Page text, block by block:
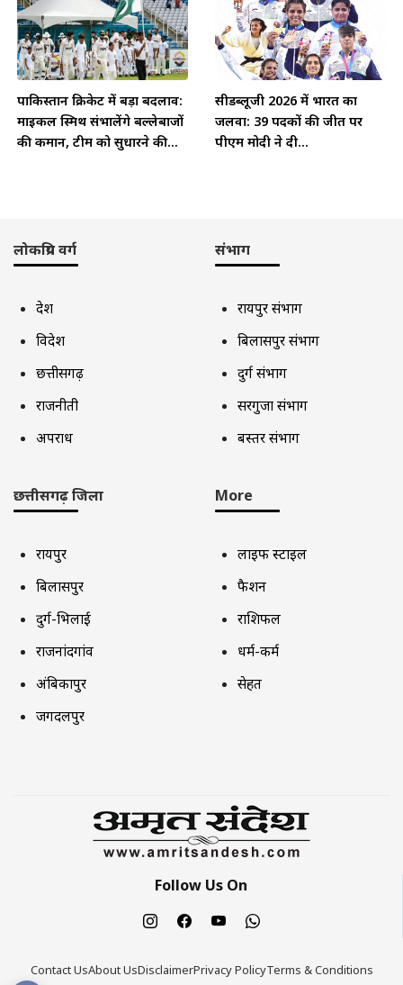
पाकिस्तान क्रिकेट में बड़ा बदलाव:
माइकल स्मिथ संभालेंगे बल्लेबाजों
की कमान, टीम को सुधारने की...
सीडब्लूजी 2026 में भारत का
जलवा: 39 पदकों की जीत पर
पीएम मोदी ने दी...
लोकप्रिय वर्ग
देश
विदेश
छत्तीसगढ़
राजनीती
अपराध
संभाग
रायपुर संभाग
बिलासपुर संभाग
दुर्ग संभाग
सरगुजा संभाग
बस्तर संभाग
छत्तीसगढ़ जिला
रायपुर
बिलासपुर
दुर्ग-भिलाई
राजनांदगांव
अंबिकापुर
जगदलपुर
More
लाइफ स्टाइल
फैशन
राशिफल
धर्म-कर्म
सेहत
Follow Us On
Contact UsAbout UsDisclaimerPrivacy PolicyTerms & Conditions